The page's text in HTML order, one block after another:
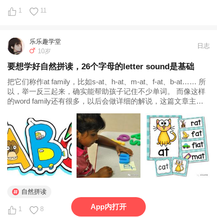
1 11
乐乐趣学堂
10岁
日志
要想学好自然拼读，26个字母的letter sound是基础
把它们称作at family，比如s-at、h-at、m-at、f-at、b-at…… 所
以，举一反三起来，确实能帮助孩子记住不少单词。 而像这样
的word family还有很多，以后会做详细的解说，这篇文章主要
拼读...
自然拼读
1 8 App内打开